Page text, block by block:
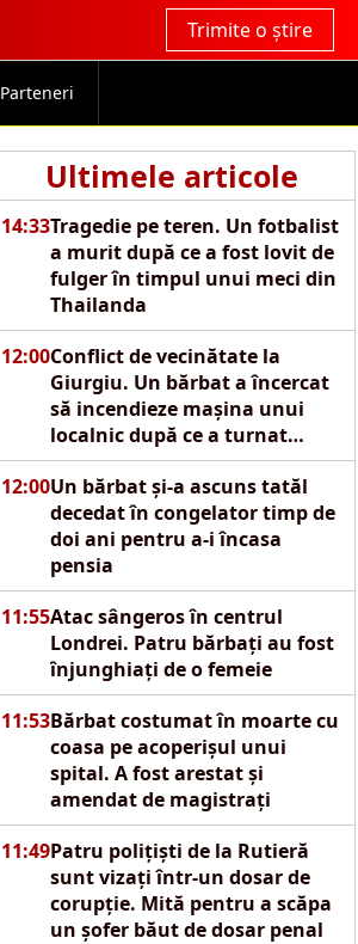
Trimite o știre
Parteneri
Ultimele articole
14:33Tragedie pe teren. Un fotbalist
a murit după ce a fost lovit de
fulger în timpul unui meci din
Thailanda
12:00Conflict de vecinătate la
Giurgiu. Un bărbat a încercat
să incendieze mașina unui
localnic după ce a turnat
motorină pe autoturism
12:00Un bărbat și-a ascuns tatăl
decedat în congelator timp de
doi ani pentru a-i încasa
pensia
11:55Atac sângeros în centrul
Londrei. Patru bărbați au fost
înjunghiați de o femeie
11:53Bărbat costumat în moarte cu
coasa pe acoperișul unui
spital. A fost arestat și
amendat de magistrați
11:49Patru polițiști de la Rutieră
sunt vizați într-un dosar de
corupție. Mită pentru a scăpa
un șofer băut de dosar penal